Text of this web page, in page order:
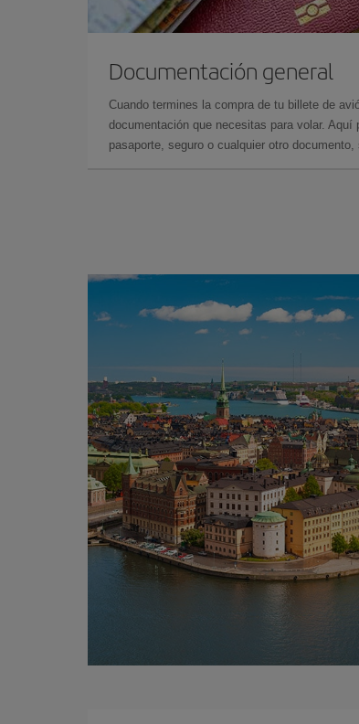
Documentación general
Cuando termines la compra de tu billete de
documentación que necesitas para volar.
pasaporte, seguro o cualquier otro